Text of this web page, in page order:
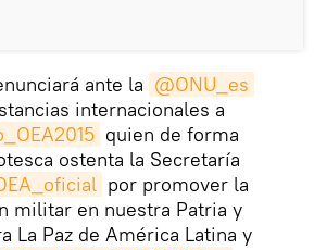
ante la @ONU_es
internacionales a
quien de forma
ostenta la Secretaría
por promover la
militar en nuestra Patria y
La Paz de América Latina y